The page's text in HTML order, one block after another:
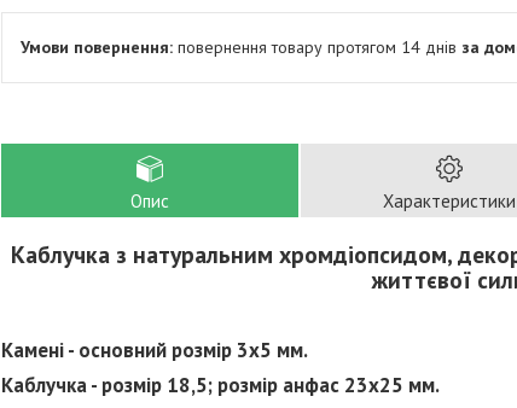
повернення товару протягом 14 днів за
Опис Характеристики
Каблучка з натуральним хромдіопсидом,
життєвої
Камені - основний розмір 3х5 мм.
Каблучка - розмір 18,5; розмір анфас 23х25 мм.